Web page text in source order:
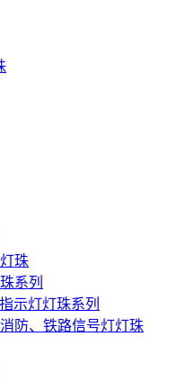
珠
系列
示灯灯珠系列
防、铁路信号灯灯珠